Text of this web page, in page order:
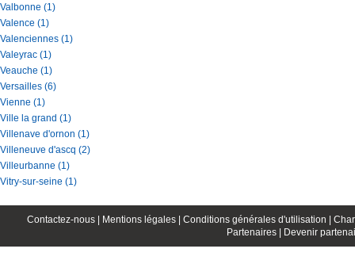
Valbonne (1)
Valence (1)
Valenciennes (1)
Valeyrac (1)
Veauche (1)
Versailles (6)
Vienne (1)
Ville la grand (1)
Villenave d'ornon (1)
Villeneuve d'ascq (2)
Villeurbanne (1)
Vitry-sur-seine (1)
Contactez-nous | Mentions légales | Conditions générales d'utilisation |
Partenaires |
Devenir